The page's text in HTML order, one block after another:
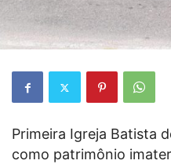
Primeira Igreja Batista
como patrimônio